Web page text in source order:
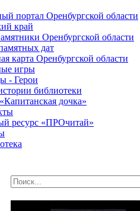
портал Оренбургской области
край
Оренбургской области
дат
карта Оренбургской области
игры
- Герои
библиотеки
дочка»
ресурс «ПРОчитай»